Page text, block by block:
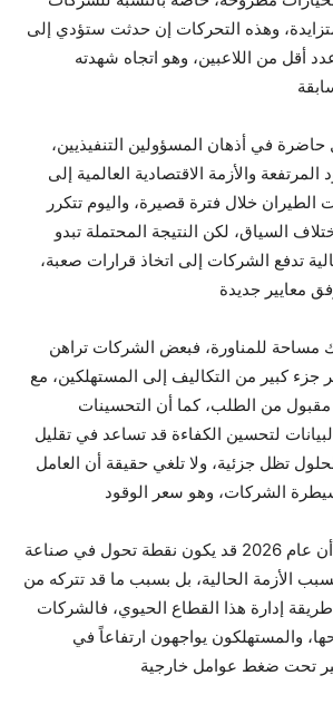
وهذه التحركات إن حدثت ستؤدي إلى
أقل من اللاعبين، وهو اتجاه شهدته
عام 2008 تظل حاضرة في أذهان المسؤولين التنفيذيين،
والأزمة الاقتصادية العالمية إلى
خلال فترة قصيرة، واليوم تتكرر
السياق، لكن النتيجة المحتملة تبدو
تدفع الشركات إلى اتخاذ قرارات صعبة،
مساحة للمناورة، فبعض الشركات تراهن
جزء كبير من التكاليف إلى المستهلكين، مع
من الطلب، كما أن التحسينات
لتحسين الكفاءة قد تساعد في تقليل
تظل جزئية، ولا تلغي حقيقة أن العامل
في هذا السياق، يبدو أن عام 2026 قد يكون نقطة تحول في صناعة
الأزمة الحالية، بل بسبب ما قد تتركه من
طريقة إدارة هذا القطاع الحيوي، فالشركات
والمستهلكون يواجهون ارتفاعاً في